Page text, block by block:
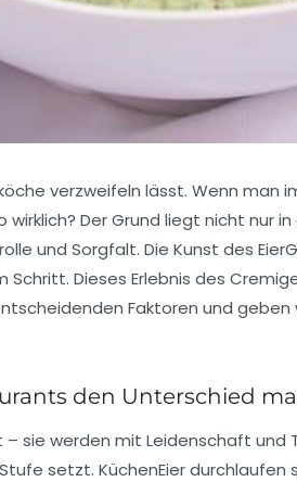
verzweifeln lässt. Wenn
Der Grund liegt nicht nur
und Sorgfalt. Die Kunst des
Dieses Erlebnis des
Faktoren und
den Unterschied
sie werden mit Leidenschaft
setzt. KüchenEier